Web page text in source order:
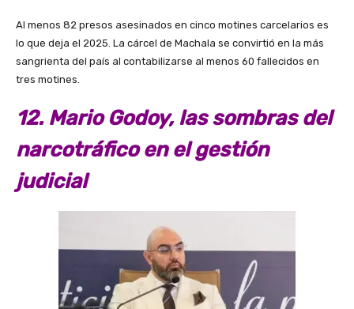
Al menos 82 presos asesinados en cinco motines carcelarios es
lo que deja el 2025. La cárcel de Machala se convirtió en la más
sangrienta del país al contabilizarse al menos 60 fallecidos en
tres motines.
12. Mario Godoy, las sombras del
narcotráfico en el gestión
judicial